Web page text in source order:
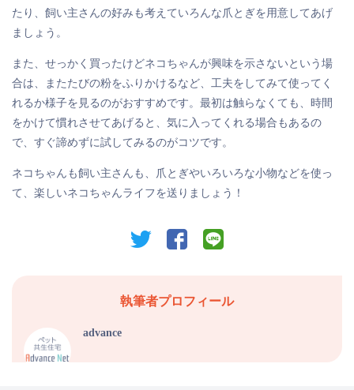
たり、飼い主さんの好みも考えていろんな爪とぎを用意してあげ
ましょう。
また、せっかく買ったけどネコちゃんが興味を示さないという場
合は、またたびの粉をふりかけるなど、工夫をしてみて使ってく
れるか様子を見るのがおすすめです。最初は触らなくても、時間
をかけて慣れさせてあげると、気に入ってくれる場合もあるの
で、すぐ諦めずに試してみるのがコツです。
ネコちゃんも飼い主さんも、爪とぎやいろいろな小物などを使っ
て、楽しいネコちゃんライフを送りましょう！
twitter facebook
執筆者プロフィール
advance